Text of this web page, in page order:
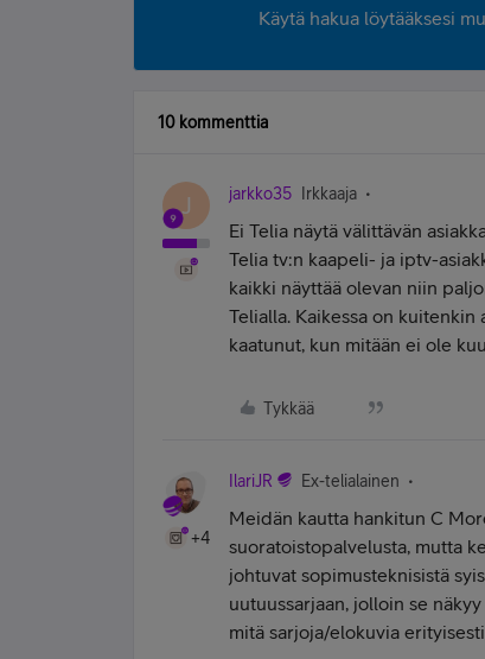
Käytä hakua löytääksesi
10 kommenttia
J jarkko35 Irkkaaja
Ei Telia näytä välittävän
Telia tv:n kaapeli- ja iptv-
kaikki näyttää olevan niin
Telialla. Kaikessa on
kaatunut, kun mitään ei ole
Tykkää
+4
IlariJR Ex-telialainen
Meidän kautta hankitun C
suoratoistopalvelusta, mutta
johtuvat sopimusteknisistä
uutuussarjaan, jolloin se
mitä sarjoja/elokuvia